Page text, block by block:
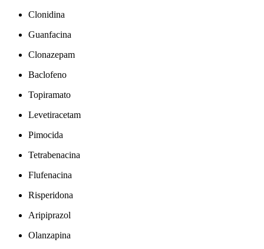
Clonidina
Guanfacina
Clonazepam
Baclofeno
Topiramato
Levetiracetam
Pimocida
Tetrabenacina
Flufenacina
Risperidona
Aripiprazol
Olanzapina